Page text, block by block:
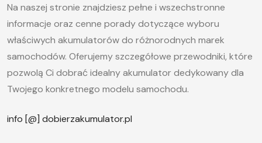
Na naszej stronie znajdziesz pełne i wszechstronne
informacje oraz cenne porady dotyczące wyboru
właściwych akumulatorów do różnorodnych marek
samochodów. Oferujemy szczegółowe przewodniki, które
pozwolą Ci dobrać idealny akumulator dedykowany dla
Twojego konkretnego modelu samochodu.
info [@] dobierzakumulator.pl